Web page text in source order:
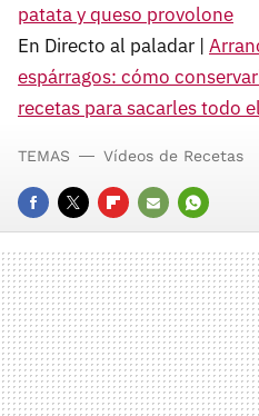
patata y queso provolone
En Directo al paladar |
espárragos: cómo
recetas para sacarles todo
FACEBOOK
TWITTERFLIPBOARD
E-
MAIL
TEMAS Vídeos de Recetas